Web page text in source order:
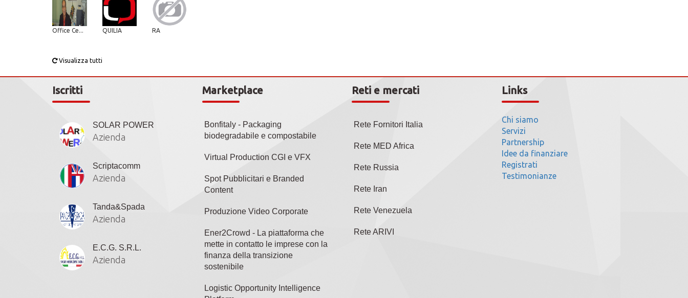
Office Ce... QUILIA RA
Visualizza tutti
Iscritti
SOLAR POWER
Azienda
Scriptacomm
Azienda
Tanda&Spada
Azienda
E.C.G. S.R.L.
Azienda
Marketplace
Bonfitaly - Packaging
biodegradabile e compostabile
Virtual Production CGI e VFX
Spot Pubblicitari e Branded
Content
Produzione Video Corporate
Ener2Crowd - La piattaforma che
mette in contatto le imprese con la
finanza della transizione
sostenibile
Logistic Opportunity Intelligence
Reti e mercati
Rete Fornitori Italia
Rete MED Africa
Rete Russia
Rete Iran
Rete Venezuela
Rete ARIVI
Links
Chi siamo
Servizi
Partnership
Idee da finanziare
Registrati
Testimonianze